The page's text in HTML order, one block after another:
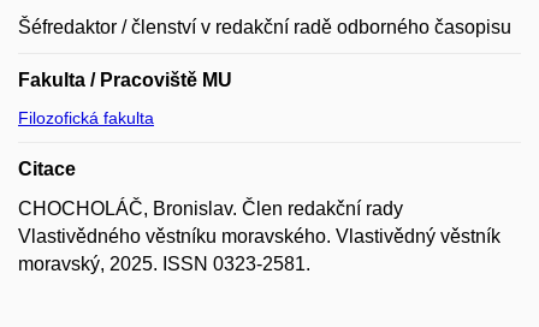
Šéfredaktor / členství v redakční radě odborného časopisu
Fakulta / Pracoviště MU
Filozofická fakulta
Citace
CHOCHOLÁČ, Bronislav. Člen redakční rady
Vlastivědného věstníku moravského. Vlastivědný věstník
moravský, 2025. ISSN 0323-2581.